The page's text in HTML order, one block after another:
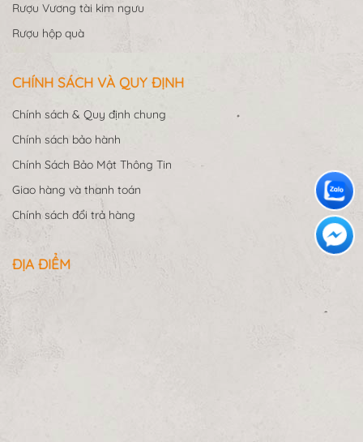
Rượu Vương tài kim ngưu
Rượu hộp quà
CHÍNH SÁCH VÀ QUY ĐỊNH
Chính sách & Quy định chung
Chính sách bảo hành
Chính Sách Bảo Mật Thông Tin
Giao hàng và thanh toán
Chính sách đổi trả hàng
ĐỊA ĐIỂM